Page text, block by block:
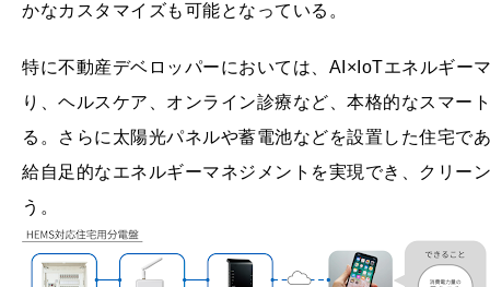
かなカスタマイズも可能となっている。
特に不動産デベロッパーにおいては、AI×IoTエネルギー
り、ヘルスケア、オンライン診療など、本格的なスマー
る。さらに太陽光パネルや蓄電池などを設置した住宅で
給自足的なエネルギーマネジメントを実現でき、クリー
う。